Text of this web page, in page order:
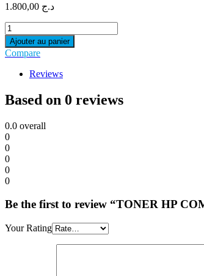
د.ج
TONER
HP
COMPATIBLE
CF217A
M130
quantity
Ajouter au panier
Compare
Reviews
Based on 0 reviews
0.0 overall
0
0
0
0
0
Be the first to review “TONER HP
Your Rating